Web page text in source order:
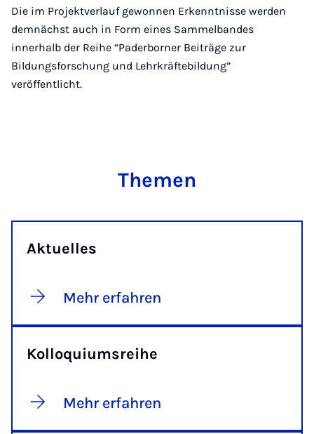
Die im Projektverlauf gewonnen Erkenntnisse werden
demnächst auch in Form eines Sammelbandes
innerhalb der Reihe “Paderborner Beiträge zur
Bildungsforschung und Lehrkräftebildung”
veröffentlicht.
Themen
Aktuelles
Mehr erfahren
Kolloquiumsreihe
Mehr erfahren